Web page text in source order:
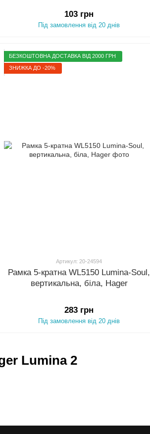
Lumina 2
103 грн
Під замовлення від 20 днів
БЕЗКОШТОВНА ДОСТАВКА ВІД 2000 ГРН
ЗНИЖКА ДО -20%
Артикул: 20-24594
Рамка 5-кратна WL5150 Lumina-Soul,
вертикальна, біла, Hager
283 грн
Під замовлення від 20 днів